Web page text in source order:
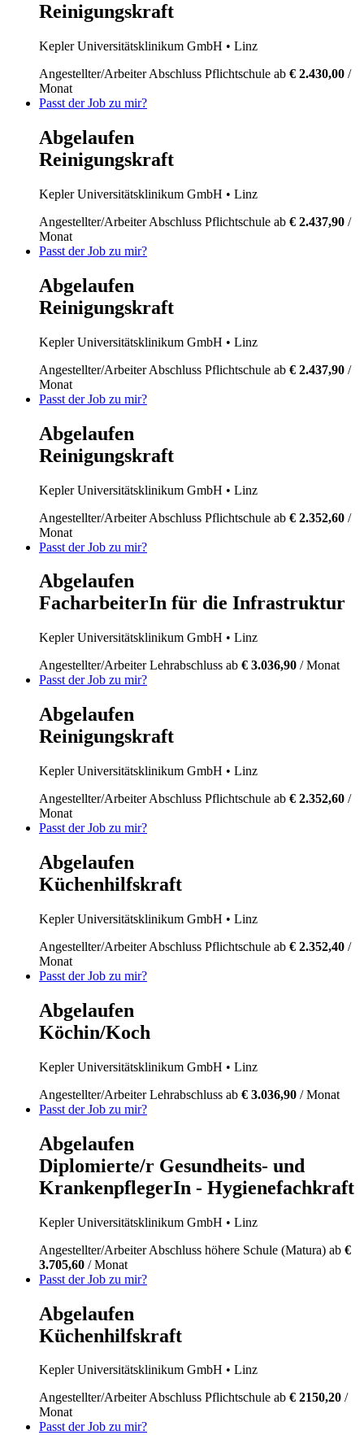
Reinigungskraft
Kepler Universitätsklinikum GmbH • Linz
Angestellter/ArbeiterAbschluss Pflichtschule ab € 2.430,00 /
Monat
Passt der Job zu mir?
Abgelaufen
Reinigungskraft
Kepler Universitätsklinikum GmbH • Linz
Angestellter/ArbeiterAbschluss Pflichtschule ab € 2.437,90 /
Monat
Passt der Job zu mir?
Abgelaufen
Reinigungskraft
Kepler Universitätsklinikum GmbH • Linz
Angestellter/ArbeiterAbschluss Pflichtschule ab € 2.437,90 /
Monat
Passt der Job zu mir?
Abgelaufen
Reinigungskraft
Kepler Universitätsklinikum GmbH • Linz
Angestellter/ArbeiterAbschluss Pflichtschule ab € 2.352,60 /
Monat
Passt der Job zu mir?
Abgelaufen
FacharbeiterIn für die Infrastruktur
Kepler Universitätsklinikum GmbH • Linz
Angestellter/ArbeiterLehrabschluss ab € 3.036,90 / Monat
Passt der Job zu mir?
Abgelaufen
Reinigungskraft
Kepler Universitätsklinikum GmbH • Linz
Angestellter/ArbeiterAbschluss Pflichtschule ab € 2.352,60 /
Monat
Passt der Job zu mir?
Abgelaufen
Küchenhilfskraft
Kepler Universitätsklinikum GmbH • Linz
Angestellter/ArbeiterAbschluss Pflichtschule ab € 2.352,40 /
Monat
Passt der Job zu mir?
Abgelaufen
Köchin/Koch
Kepler Universitätsklinikum GmbH • Linz
Angestellter/ArbeiterLehrabschluss ab € 3.036,90 / Monat
Passt der Job zu mir?
Abgelaufen
Diplomierte/r Gesundheits- und
KrankenpflegerIn - Hygienefachkraft
Kepler Universitätsklinikum GmbH • Linz
Angestellter/ArbeiterAbschluss höhere Schule (Matura) ab €
3.705,60 / Monat
Passt der Job zu mir?
Abgelaufen
Küchenhilfskraft
Kepler Universitätsklinikum GmbH • Linz
Angestellter/ArbeiterAbschluss Pflichtschule ab € 2150,20 /
Monat
Passt der Job zu mir?